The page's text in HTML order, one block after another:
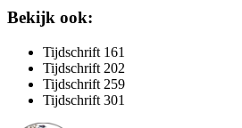
Bekijk ook:
Tijdschrift 161
Tijdschrift 202
Tijdschrift 259
Tijdschrift 301